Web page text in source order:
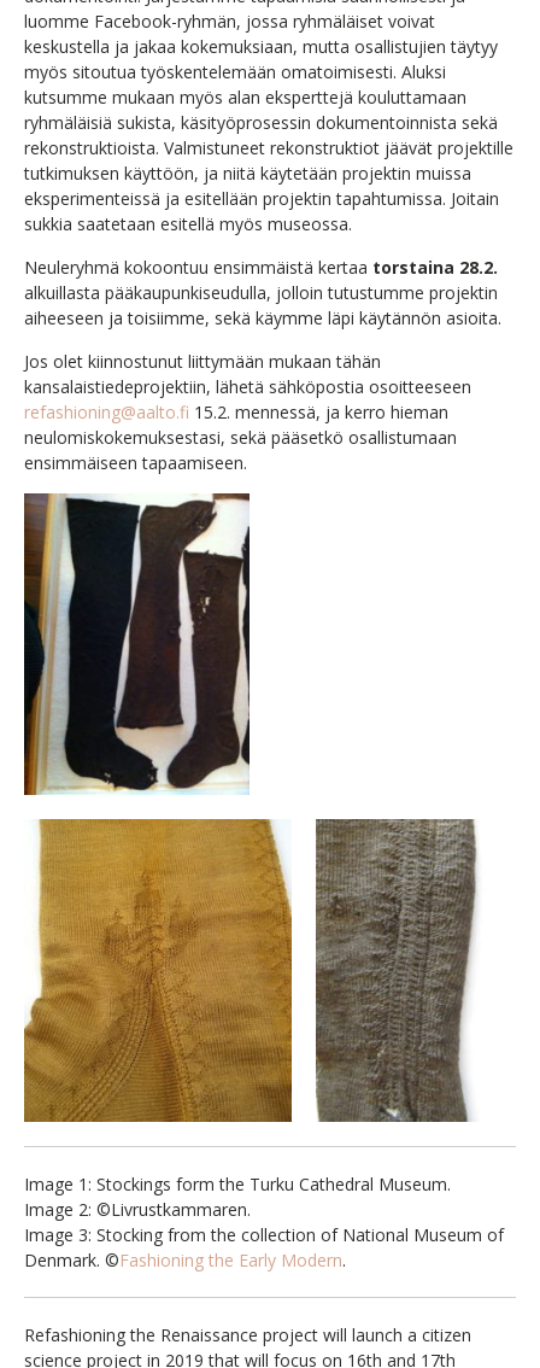
luomme Facebook-ryhmän, jossa ryhmäläiset voivat
keskustella ja jakaa kokemuksiaan, mutta osallistujien täytyy
myös sitoutua työskentelemään omatoimisesti. Aluksi
kutsumme mukaan myös alan eksperttejä kouluttamaan
ryhmäläisiä sukista, käsityöprosessin dokumentoinnista sekä
rekonstruktioista. Valmistuneet rekonstruktiot jäävät projektille
tutkimuksen käyttöön, ja niitä käytetään projektin muissa
eksperimenteissä ja esitellään projektin tapahtumissa. Joitain
sukkia saatetaan esitellä myös museossa.
Neuleryhmä kokoontuu ensimmäistä kertaa torstaina 28.2.
alkuillasta pääkaupunkiseudulla, jolloin tutustumme projektin
aiheeseen ja toisiimme, sekä käymme läpi käytännön asioita.
Jos olet kiinnostunut liittymään mukaan tähän
kansalaistiedeprojektiin, lähetä sähköpostia osoitteeseen
refashioning@aalto.fi 15.2. mennessä, ja kerro hieman
neulomiskokemuksestasi, sekä pääsetkö osallistumaan
ensimmäiseen tapaamiseen.
Image 1: Stockings form the Turku Cathedral Museum.
Image 2: ©Livrustkammaren.
Image 3: Stocking from the collection of National Museum of
Denmark. ©Fashioning the Early Modern.
Refashioning the Renaissance project will launch a citizen
science project in 2019 that will focus on 16th and 17th